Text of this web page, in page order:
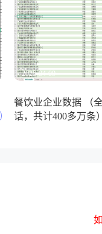
2025-04-09
餐饮业企业数据 （
话，共计400多万条